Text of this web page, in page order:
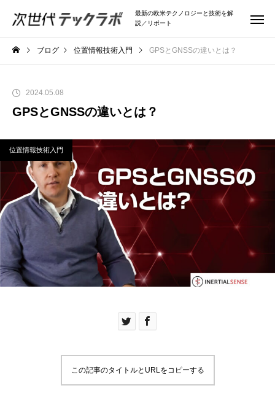
最新の欧米テクノロジーと技術を解
説／リポート
ブログ 位置情報技術入門 GPSとGNSSの違いとは？
2024.05.08
GPSとGNSSの違いとは？
位置情報技術入門
この記事のタイトルとURLをコピーする